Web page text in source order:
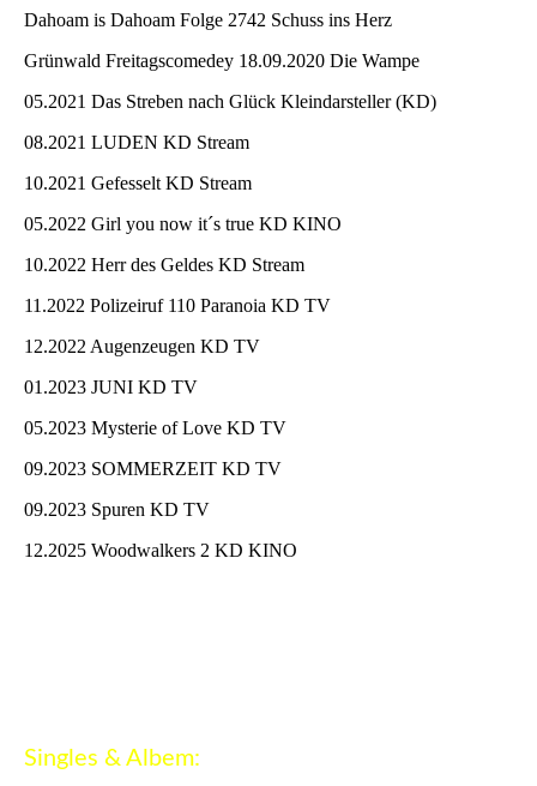
Dahoam is Dahoam Folge 2742 Schuss ins Herz
Grünwald Freitagscomedey 18.09.2020 Die Wampe
05.2021 Das Streben nach Glück Kleindarsteller (KD)
08.2021 LUDEN KD Stream
10.2021 Gefesselt KD Stream
05.2022 Girl you now it´s true KD KINO
10.2022 Herr des Geldes KD Stream
11.2022 Polizeiruf 110 Paranoia KD TV
12.2022 Augenzeugen KD TV
01.2023 JUNI KD TV
05.2023 Mysterie of Love KD TV
09.2023 SOMMERZEIT KD TV
09.2023 Spuren KD TV
12.2025 Woodwalkers 2 KD KINO
Singles & Albem: